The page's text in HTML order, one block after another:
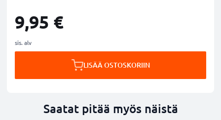
9,95 €
sis. alv
LISÄÄ OSTOSKORIIN
Saatat pitää myös näistä